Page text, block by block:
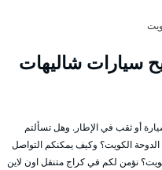
سيارات شاليهات
أو ثقب في الإطار. وهل تسألتم
الكويت؟ وكيف يمكنكم التواصل
نؤمن لكم في كراج متنقل اون لاين